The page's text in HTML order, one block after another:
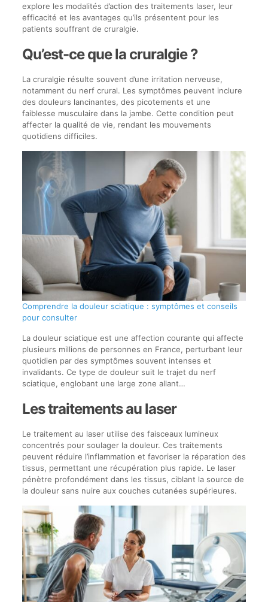
explore les modalités d’action des traitements laser, leur
efficacité et les avantages qu’ils présentent pour les
patients souffrant de cruralgie.
Qu’est-ce que la cruralgie ?
La cruralgie résulte souvent d’une irritation nerveuse,
notamment du nerf crural. Les symptômes peuvent inclure
des douleurs lancinantes, des picotements et une
faiblesse musculaire dans la jambe. Cette condition peut
affecter la qualité de vie, rendant les mouvements
quotidiens difficiles.
Comprendre la douleur sciatique : symptômes et conseils
pour consulter
La douleur sciatique est une affection courante qui affecte
plusieurs millions de personnes en France, perturbant leur
quotidien par des symptômes souvent intenses et
invalidants. Ce type de douleur suit le trajet du nerf
sciatique, englobant une large zone allant…
Les traitements au laser
Le traitement au laser utilise des faisceaux lumineux
concentrés pour soulager la douleur. Ces traitements
peuvent réduire l’inflammation et favoriser la réparation des
tissus, permettant une récupération plus rapide. Le laser
pénètre profondément dans les tissus, ciblant la source de
la douleur sans nuire aux couches cutanées supérieures.